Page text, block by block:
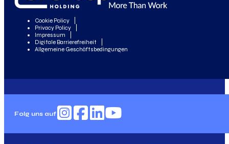
Cookie Policy
Privacy Policy
Impressum
Digitale Barrierefreiheit
Allgemeine Geschäftsbedingungen
Folg uns auf